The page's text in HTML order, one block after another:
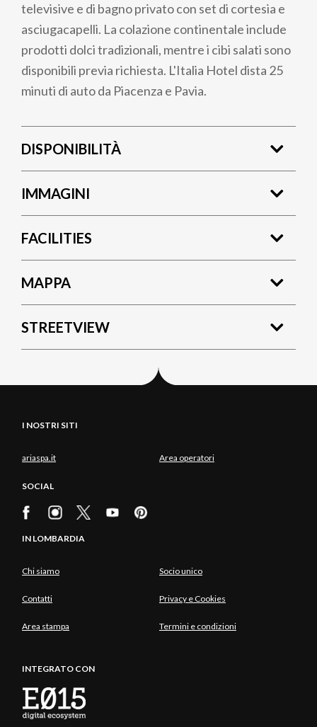
televisive e di bagno privato ​​con set di cortesia e
asciugacapelli. La colazione continentale include
prodotti dolci tradizionali, mentre i cibi salati sono
disponibili previa richiesta. L'Italia Hotel dista 25
minuti di auto da Piacenza e Pavia.
DISPONIBILITÀ
IMMAGINI
FACILITIES
MAPPA
STREETVIEW
I NOSTRI SITI
ariaspa.it Area operatori
SOCIAL
IN LOMBARDIA
Chi siamo Socio unico
Contatti Privacy e Cookies
Area stampa Termini e condizioni
INTEGRATO CON